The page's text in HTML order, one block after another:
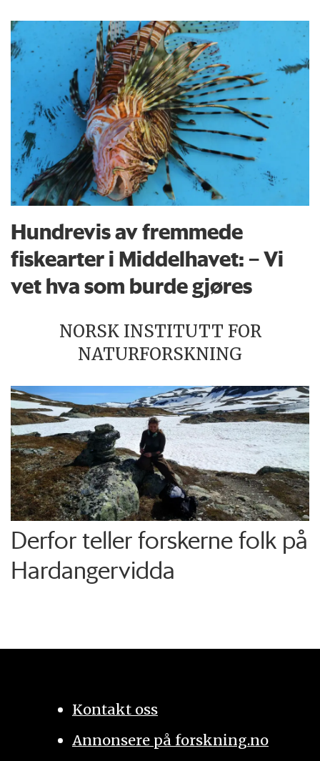
Hundrevis av fremmede
fiskearter i Middelhavet: – Vi
vet hva som burde gjøres
NORSK INSTITUTT FOR
NATURFORSKNING
Derfor teller forskerne folk på
Hardangervidda
Kontakt oss
Annonsere på forskning.no